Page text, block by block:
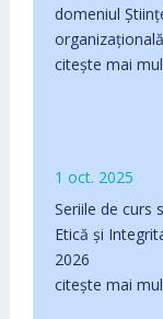
domeniul
citește mai
1 oct. 2025
Seriile de curs
Etică și
2026
citește mai